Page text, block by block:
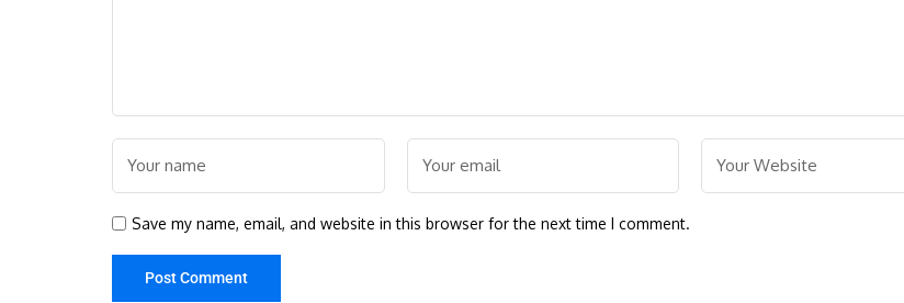
Save my name, email, and website in this browser for the next time I comment.